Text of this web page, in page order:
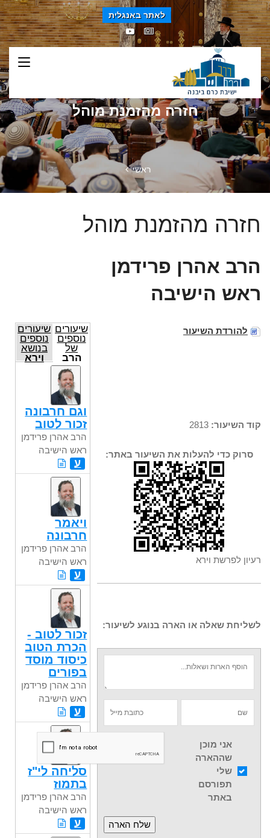
לאתר באנגלית
חזרה מהזמנת מוהל
ראשי
חזרה מהזמנת מוהל
הרב אהרן פרידמן
ראש הישיבה
להורדת השיעור
קוד השיעור:
סרוק כדי להעלות את השיעור באתר:
רעיון לפרשת וירא
לשליחת שאלה או הארה בנוגע לשיעור:
אני מוכן
שההארה
שלי
תפורסם
באתר
שיעורים
נוספים
של
הרב
אהרן
פרידמן
ראש
הישיבה
שיעורים
נוספים
בנושא
וירא
וגם חרבונה
זכור לטוב
הרב אהרן פרידמן
ראש הישיבה
ע
ויאמר
חרבונה
הרב אהרן פרידמן
ראש הישיבה
ע
זכור לטוב -
הכרת הטוב
כיסוד מוסד
בפורים
הרב אהרן פרידמן
ראש הישיבה
ע
סליחה לי"ז
בתמוז
הרב אהרן פרידמן
ראש הישיבה
ע